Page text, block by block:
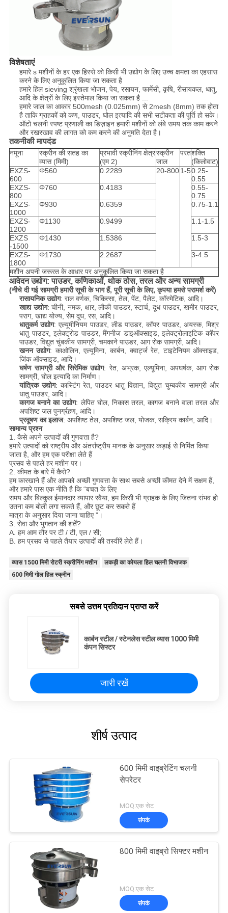
विशेषताएं
हमारे s मशीनों के हर एक हिस्से को किसी भी उद्योग के लिए उच्च क्षमता का एहसास
करने के लिए अनुकूलित किया जा सकता है
हमारे हिल sieving श्रृंखला भोजन, पेय, रसायन, फार्मेसी, कृषि, रीसायकल, धातु,
आदि के क्षेत्रों के लिए इस्तेमाल किया जा सकता है ...
हमारे जाल का आकार 500mesh (0.025mm) से 2mesh (8mm) तक होता
है ताकि ग्राहकों को कण, पाउडर, घोल इत्यादि की सभी सटीकता की पूर्ति हो सके।
ऑटो चलनी स्पष्ट प्रणाली का डिज़ाइन हमारी मशीनों को लंबे समय तक काम करने
और रखरखाव की लागत को कम करने की अनुमति देता है।
तकनीकी मापदंड
नमूना
स्क्रीन की सतह का
व्यास (मिमी)
प्रभावी स्क्रीनिंग क्षेत्र
(एम 2)
स्क्रीन
जाल
परतशक्ति
(किलोवाट)
EXZS-
600
Φ560 0.2289 20-8001-50.25-
0.55
EXZS-
800
Φ760 0.4183
0.55-
0.75
EXZS-
1000
Φ930 0.6359 0.75-1.1
EXZS-
1200
Φ1130 0.9499 1.1-1.5
EXZS
-1500
Φ1430 1.5386 1.5-3
EXZS-
1800
Φ1730 2.2687 3-4.5
मशीन अपनी जरूरत के आधार पर अनुकूलित किया जा सकता है
आवेदन उद्योग: पाउडर, कणिकाओं, थोक ठोस, तरल और अन्य सामग्री
(नीचे दी गई सामग्री हमारी सूची के भाग हैं, पूरी सूची के लिए, कृपया हमसे परामर्श करें)
रासायनिक उद्योग: राल वर्णक, चिकित्सा, तेल, पेंट, पैलेट, कॉस्मेटिक, आदि।
खाद्य उद्योग: चीनी, नमक, क्षार, लौकी पाउडर, स्टार्च, दूध पाउडर, खमीर पाउडर,
पराग, खाद्य योज्य, सेम दूध, रस, आदि।
धातुकर्म उद्योग: एल्यूमीनियम पाउडर, लीड पाउडर, कॉपर पाउडर, अयस्क, मिश्र
धातु पाउडर, इलेक्ट्रोड पाउडर, मैंगनीज डाइऑक्साइड, इलेक्ट्रोलाइटिक कॉपर
पाउडर, विद्युत चुंबकीय सामग्री, चमकाने पाउडर, आग रोक सामग्री, आदि।
खनन उद्योग: काओलिन, एल्यूमिना, कार्बन, क्वार्ट्ज रेत, टाइटेनियम ऑक्साइड,
जिंक ऑक्साइड, आदि।
घर्षण सामग्री और सिरेमिक उद्योग: रेत, अभ्रक, एल्यूमिना, अपघर्षक, आग रोक
सामग्री, घोल इत्यादि का निर्माण।
यांत्रिक उद्योग: कास्टिंग रेत, पाउडर धातु विज्ञान, विद्युत चुम्बकीय सामग्री और
धातु पाउडर, आदि।
कागज बनाने का उद्योग: लेपित घोल, निकास तरल, कागज बनाने वाला तरल और
अपशिष्ट जल पुनर्ग्रहण, आदि।
प्रदूषण का इलाज: अपशिष्ट तेल, अपशिष्ट जल, योजक, सक्रिय कार्बन, आदि।
सामान्य प्रश्न
1. कैसे अपने उत्पादों की गुणवत्ता है?
हमारे उत्पादों को राष्ट्रीय और अंतर्राष्ट्रीय मानक के अनुसार कड़ाई से निर्मित किया
जाता है, और हम एक परीक्षा लेते हैं
प्रसव से पहले हर मशीन पर।
2. कीमत के बारे में कैसे?
हम कारखाने हैं और आपको अच्छी गुणवत्ता के साथ सबसे अच्छी कीमत देने में सक्षम हैं,
और हमारे पास एक नीति है कि “बचत के लिए
समय और बिल्कुल ईमानदार व्यापार रवैया, हम किसी भी ग्राहक के लिए जितना संभव हो
उतना कम बोली लगा सकते हैं, और छूट कर सकते हैं
मात्रा के अनुसार दिया जाना चाहिए ”।
3. सेवा और भुगतान की शर्तें?
A. हम आम तौर पर टी / टी, एल / सी;
B. हम प्रसव से पहले तैयार उत्पादों की तस्वीरें लेते हैं।
व्यास 1500 मिमी रोटरी स्क्रीनिंग मशीन
लकड़ी का कोयला हिल चलनी विभाजक
600 मिमी गोल हिल स्क्रीन
सबसे उत्तम प्रतिदान प्राप्त करें
कार्बन स्टील / स्टेनलेस स्टील व्यास 1000 मिमी
कंपन सिफ्टर
जारी रखें
शीर्ष उत्पाद
600 मिमी वाइब्रेटिंग चलनी
सेपरेटर
MOQ:एक सेट
संपर्क
800 मिमी वाइब्रो सिफ्टर मशीन
MOQ:एक सेट
संपर्क